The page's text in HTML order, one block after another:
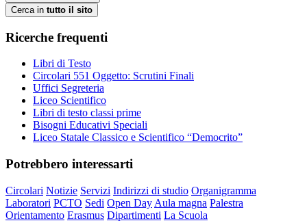
Cerca in tutto il sito
Ricerche frequenti
Libri di Testo
Circolari 551 Oggetto: Scrutini Finali
Uffici Segreteria
Liceo Scientifico
Libri di testo classi prime
Bisogni Educativi Speciali
Liceo Statale Classico e Scientifico “Democrito”
Potrebbero interessarti
Circolari Notizie Servizi Indirizzi di studio Organigramma
Laboratori PCTO Sedi Open Day Aula magna Palestra
Orientamento Erasmus Dipartimenti La Scuola